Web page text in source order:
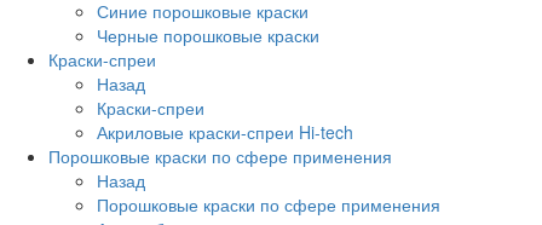
Синие порошковые краски
Черные порошковые краски
Краски-спреи
Назад
Краски-спреи
Акриловые краски-спреи Hi-tech
Порошковые краски по сфере применения
Назад
Порошковые краски по сфере применения